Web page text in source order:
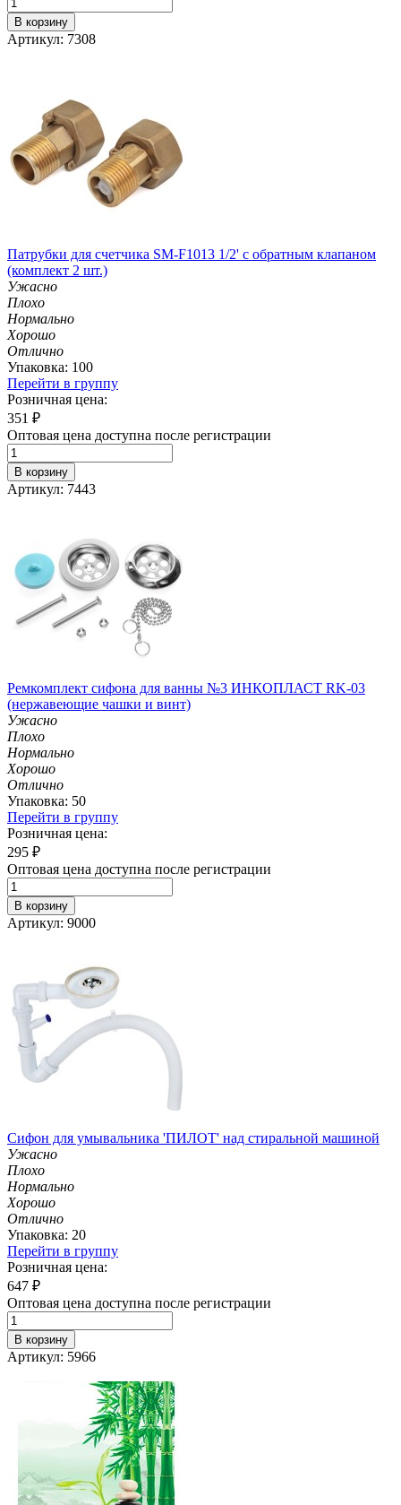
В корзину
Артикул: 7308
Патрубки для счетчика SM-F1013 1/2' с обратным клапаном
(комплект 2 шт.)
Ужасно
Плохо
Нормально
Хорошо
Отлично
Упаковка: 100
Перейти в группу
Розничная цена:
351 ₽
Оптовая цена доступна после регистрации
В корзину
Артикул: 7443
Ремкомплект сифона для ванны №3 ИНКОПЛАСТ RK-03
(нержавеющие чашки и винт)
Ужасно
Плохо
Нормально
Хорошо
Отлично
Упаковка: 50
Перейти в группу
Розничная цена:
295 ₽
Оптовая цена доступна после регистрации
В корзину
Артикул: 9000
Сифон для умывальника 'ПИЛОТ' над стиральной машиной
Ужасно
Плохо
Нормально
Хорошо
Отлично
Упаковка: 20
Перейти в группу
Розничная цена:
647 ₽
Оптовая цена доступна после регистрации
В корзину
Артикул: 5966